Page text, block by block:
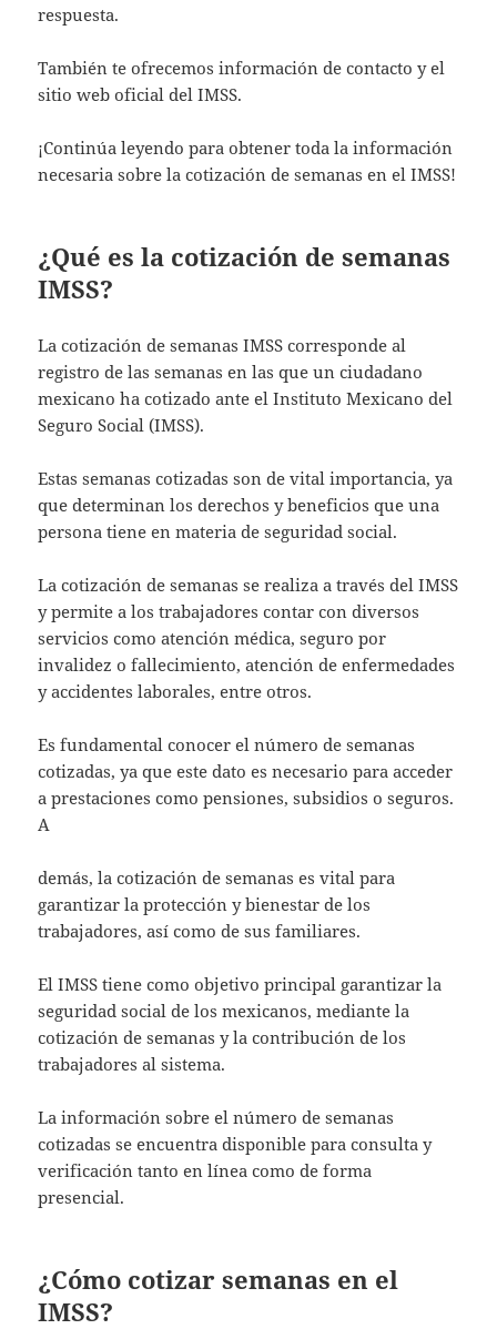
respuesta.
También te ofrecemos información de contacto y el
sitio web oficial del IMSS.
¡Continúa leyendo para obtener toda la información
necesaria sobre la cotización de semanas en el IMSS!
¿Qué es la cotización de semanas
IMSS?
La cotización de semanas IMSS corresponde al
registro de las semanas en las que un ciudadano
mexicano ha cotizado ante el Instituto Mexicano del
Seguro Social (IMSS).
Estas semanas cotizadas son de vital importancia, ya
que determinan los derechos y beneficios que una
persona tiene en materia de seguridad social.
La cotización de semanas se realiza a través del IMSS
y permite a los trabajadores contar con diversos
servicios como atención médica, seguro por
invalidez o fallecimiento, atención de enfermedades
y accidentes laborales, entre otros.
Es fundamental conocer el número de semanas
cotizadas, ya que este dato es necesario para acceder
a prestaciones como pensiones, subsidios o seguros.
A
demás, la cotización de semanas es vital para
garantizar la protección y bienestar de los
trabajadores, así como de sus familiares.
El IMSS tiene como objetivo principal garantizar la
seguridad social de los mexicanos, mediante la
cotización de semanas y la contribución de los
trabajadores al sistema.
La información sobre el número de semanas
cotizadas se encuentra disponible para consulta y
verificación tanto en línea como de forma
presencial.
¿Cómo cotizar semanas en el
IMSS?